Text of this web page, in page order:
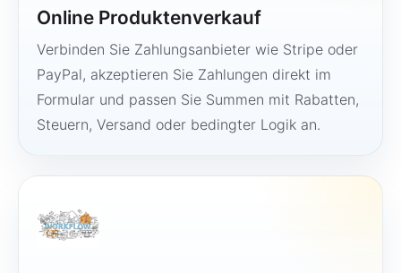
Online Produktenverkauf
Verbinden Sie Zahlungsanbieter wie Stripe oder
PayPal, akzeptieren Sie Zahlungen direkt im
Formular und passen Sie Summen mit Rabatten,
Steuern, Versand oder bedingter Logik an.